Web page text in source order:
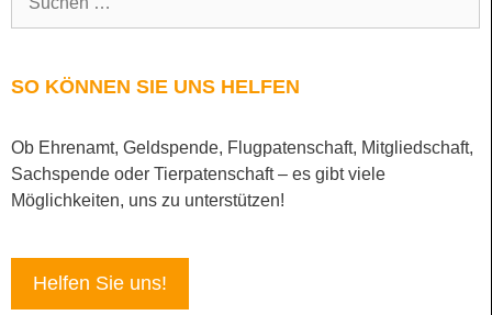
SO KÖNNEN SIE UNS HELFEN
Ob Ehrenamt, Geldspende, Flugpatenschaft, Mitgliedschaft,
Sachspende oder Tierpatenschaft – es gibt viele
Möglichkeiten, uns zu unterstützen!
Helfen Sie uns!